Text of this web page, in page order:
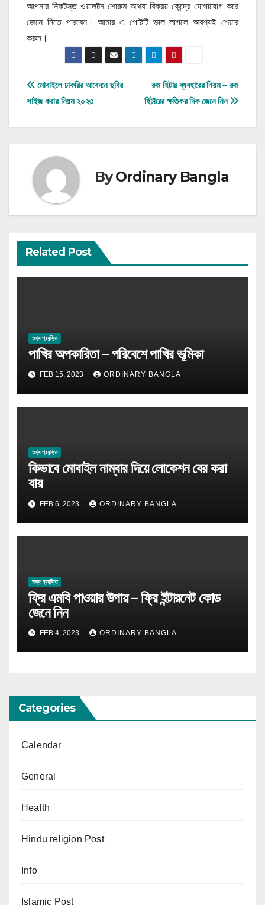
আপনার নিকটস্ত ওয়ালটন শোরুম অথবা বিক্রয় কেন্দ্রে যোগাযোগ করে
জেনে নিতে পারবেন। আমার এ পোষ্টটি ভাল লাগলে অবশ্যই শেয়ার
করুন।
Post
রুম হিটার ব্যবহারের নিয়ম – রুম
হিটারের ক্ষতিকর দিক জেনে নিন
মোবাইলে চাকরির আবেদনে ছবির
সাইজ করার নিয়ম ২০২৩
ByOrdinary Bangla
Related Post
তথ্য প্রযুক্তি
পাখির অপকারিতা – পরিবেশে পাখির ভূমিকা
FEB 15, 2023 ORDINARY BANGLA
তথ্য প্রযুক্তি
কিভাবে মোবাইল নাম্বার দিয়ে লোকেশন বের করা
যায়
FEB 6, 2023 ORDINARY BANGLA
তথ্য প্রযুক্তি
ফ্রি এমবি পাওয়ার উপায় – ফ্রি ইন্টারনেট কোড
জেনে নিন
FEB 4, 2023 ORDINARY BANGLA
Categories
Calendar
General
Health
Hindu religion Post
Info
Islamic Post